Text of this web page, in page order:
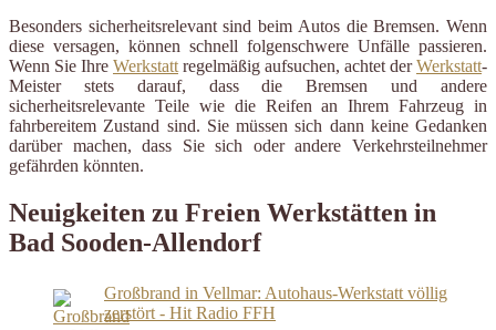
Besonders sicherheitsrelevant sind beim Autos die Bremsen. Wenn
diese versagen, können schnell folgenschwere Unfälle passieren.
Wenn Sie Ihre Werkstatt regelmäßig aufsuchen, achtet derWerkstatt-
Meister stets darauf, dass die Bremsen und andere
sicherheitsrelevante Teile wie die Reifen an Ihrem Fahrzeug in
fahrbereitem Zustand sind. Sie müssen sich dann keine Gedanken
darüber machen, dass Sie sich oder andere Verkehrsteilnehmer
gefährden könnten.
Neuigkeiten zu Freien Werkstätten in
Bad Sooden-Allendorf
Großbrand in Vellmar: Autohaus-Werkstatt völlig
zerstört - Hit Radio FFH